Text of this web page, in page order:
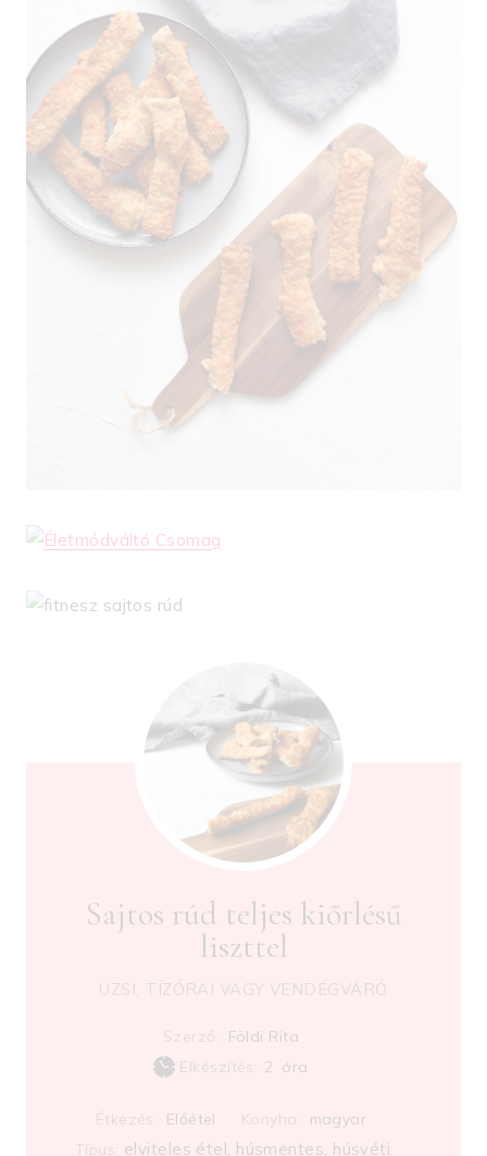
Sajtos rúd teljes kiőrlésű
liszttel
UZSI, TÍZÓRAI VAGY VENDÉGVÁRÓ
Szerző: Földi Rita
Elkészítés: 2
u
r
óra
Étkezés: Előétel Konyha: magyar
Típus: elviteles étel, húsmentes, húsvéti